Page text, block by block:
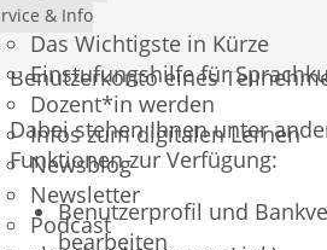
& Info
Das Wichtigste in Kürze
Einstufungshilfe für
Dozent*in werden
Infos zum digitalen Lernen
Newsblog
Newsletter
Podcast
Mit dem Benutzer
andresskönnen Sie sich einen
Benutzerkonto eines
Dabei stehen Ihnen unter
Funktionen zur Verfügung:
Benutzerprofil und
bearbeiten